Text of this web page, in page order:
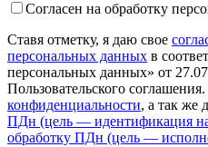
Согласен на обработку
Ставя отметку, я даю свое
персональных данных в
персональных данных» от
Пользовательского соглашения.
конфиденциальности, а так же
ПДн (цель — идентификация
обработку ПДн (цель —